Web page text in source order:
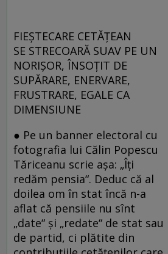
FIEȘTECARE CETĂȚEAN
SE STRECOARĂ SUAV PE UN
NORIȘOR, ÎNSOȚIT DE
SUPĂRARE, ENERVARE,
FRUSTRARE, EGALE CA
DIMENSIUNE
● Pe un banner electoral cu
fotografia lui Călin Popescu
Tăriceanu scrie așa: „Îți
redăm pensia“. Deduc că al
doilea om în stat încă n-a
aflat că pensiile nu sînt
„date“ și „redate“ de stat sau
de partid, ci plătite din